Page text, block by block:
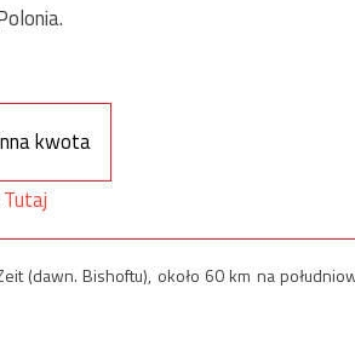
kwota
Tutaj
(dawn. Bishoftu), około 60 km na